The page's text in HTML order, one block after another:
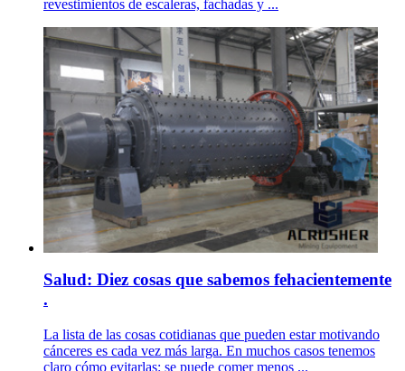
revestimientos de escaleras, fachadas y ...
Salud: Diez cosas que sabemos fehacientemente
.
La lista de las cosas cotidianas que pueden estar motivando
cánceres es cada vez más larga. En muchos casos tenemos
claro cómo evitarlas: se puede comer menos ...